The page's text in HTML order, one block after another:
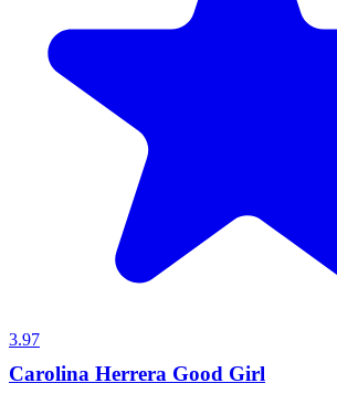
3.97
Carolina Herrera Good Girl